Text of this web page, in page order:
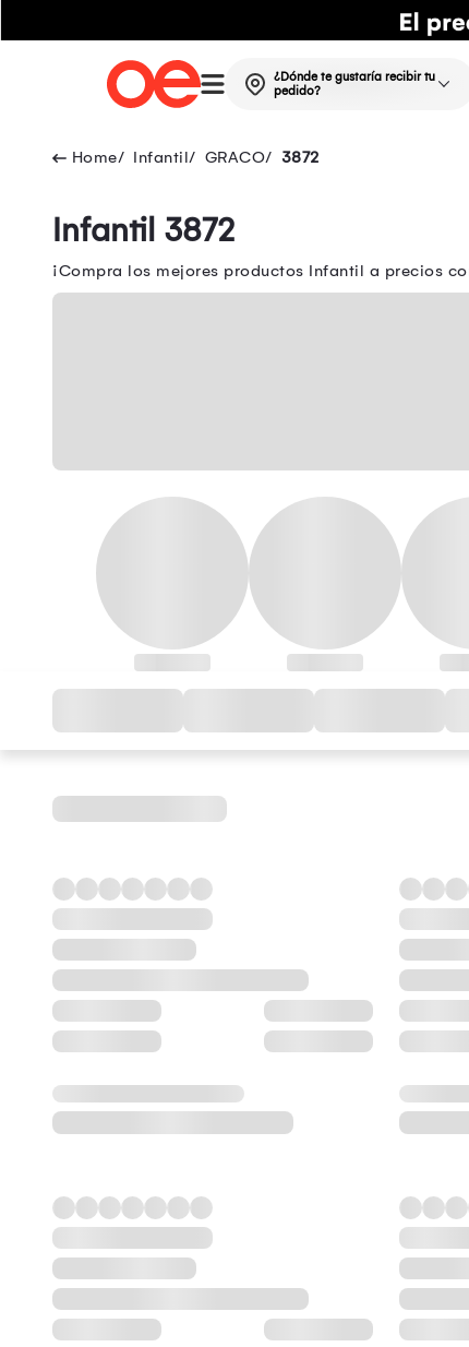
¿Dónde te gustaría recibir tu
pedido?
Infantil GRACO 3872
Infantil 3872
¡Compra los mejores productos Infantil a precios